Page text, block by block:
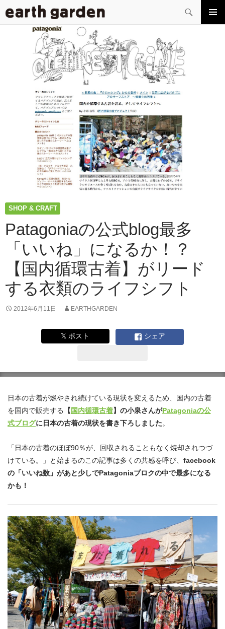
索
コ
SHOP & CRAFT
Patagoniaの公式blog最多
「いいね」になるか！？
【国内循環古着】がリード
する衣類のライフシフト
2012年6月11日 EARTHGARDEN
𝕏 ポスト シェア
日本の古着が燃やされ続けている現状を変えるため、国内の古着
を国内で販売する
【国内循環古着】の小泉さんがPatagoniaの公
式ブログに日本の古着の現状を書き下ろしました。
「日本の古着のほぼ90％が、回収されることもなく焼却されつづ
けている。」と始まるのこの記事は多くの共感を呼び、 facebook
の「いいね数」があと少しでPatagoniaブロクの中で最多になる
かも！